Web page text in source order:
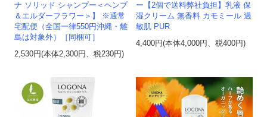
ナ ソリッド シャンプー＜ヘンプ
＆エルダーフラワー＞】 ※通常
宅配便（全国一律550円沖縄・離
島は対象外）［同梱可］
2,530円(本体2,300円、税230円)
ー【2個で送料弊社負担】乳液 保
湿クリーム 無香料 カモミール 過
敏肌 PUR
4,400円(本体4,000円、税400円)